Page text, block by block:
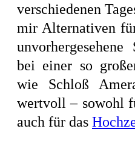
verschiedenen
mir Alternativen
bei einer so
wie Schloß
wertvoll – sowohl
auch für das